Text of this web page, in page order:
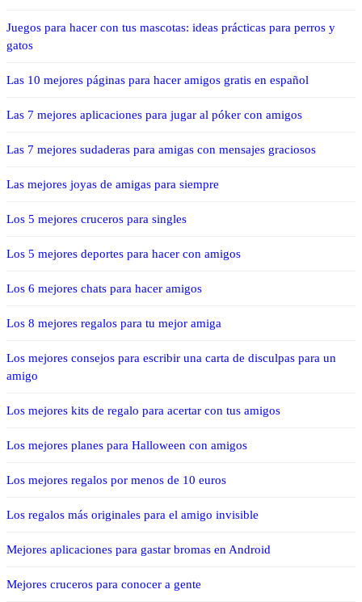
Juegos para hacer con tus mascotas: ideas prácticas para perros y
gatos
Las 10 mejores páginas para hacer amigos gratis en español
Las 7 mejores aplicaciones para jugar al póker con amigos
Las 7 mejores sudaderas para amigas con mensajes graciosos
Las mejores joyas de amigas para siempre
Los 5 mejores cruceros para singles
Los 5 mejores deportes para hacer con amigos
Los 6 mejores chats para hacer amigos
Los 8 mejores regalos para tu mejor amiga
Los mejores consejos para escribir una carta de disculpas para un
amigo
Los mejores kits de regalo para acertar con tus amigos
Los mejores planes para Halloween con amigos
Los mejores regalos por menos de 10 euros
Los regalos más originales para el amigo invisible
Mejores aplicaciones para gastar bromas en Android
Mejores cruceros para conocer a gente